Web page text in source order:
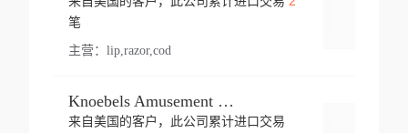
笔
主营： lip,razor,cod
Knoebels Amusement Resort
来自美国的客户，此公司累计进口交易